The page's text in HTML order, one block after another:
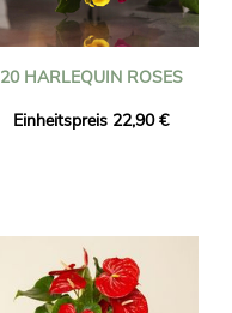
20 HARLEQUIN ROSES
Einheitspreis 22,90 €